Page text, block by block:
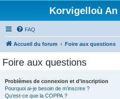
Korvigelloù An
FAQ
Accueil du forum Foire aux questions
Foire aux questions
Problèmes de connexion et d’inscription
Pourquoi ai-je besoin de m’inscrire ?
Qu’est-ce que la COPPA ?